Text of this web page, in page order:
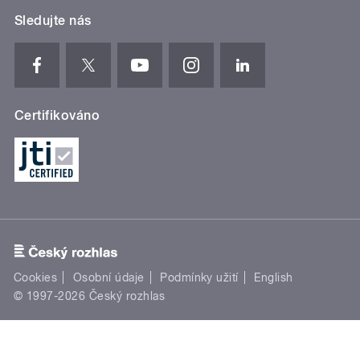
Sledujte nás
Certifikováno
Cookies Osobní údaje Podmínky užití
English
© 1997-2026 Český rozhlas